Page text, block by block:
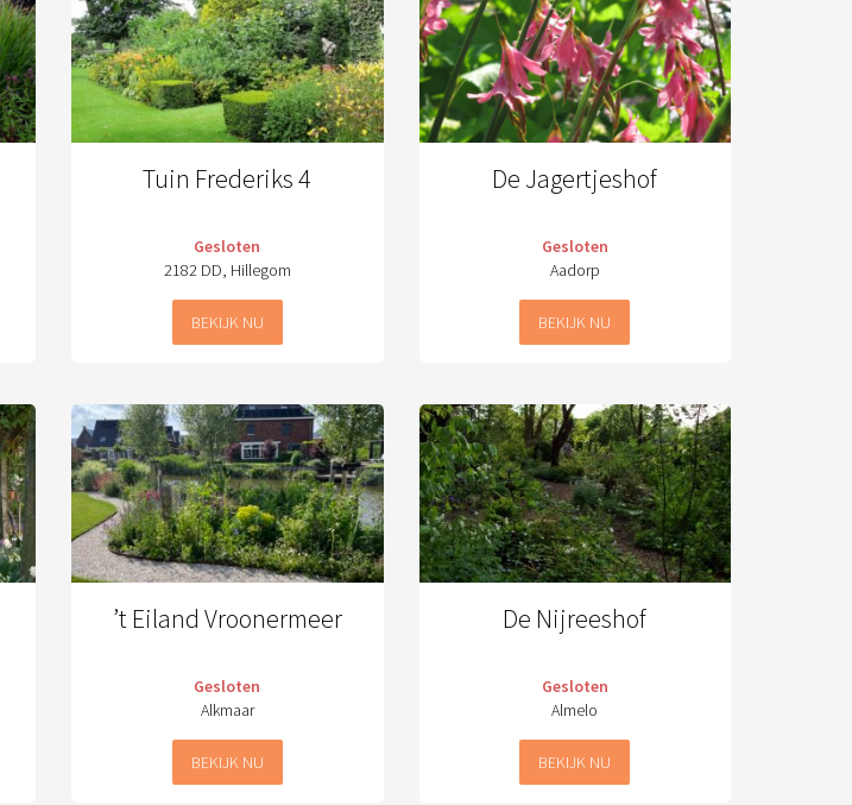
Tuin Frederiks 4
Gesloten
2182 DD, Hillegom
BEKIJK NU
De Jagertjeshof
Gesloten
Aadorp
BEKIJK NU
’t Eiland Vroonermeer
Gesloten
Alkmaar
BEKIJK NU
De Nijreeshof
Gesloten
Almelo
BEKIJK NU